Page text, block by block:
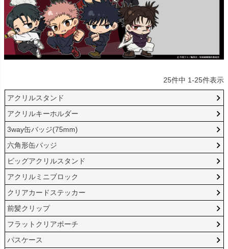
25件中 1-25件表示
アクリルスタンド
アクリルキーホルダー
3way缶バッジ(75mm)
六角形缶バッジ
ビッグアクリルスタンド
アクリルミニブロック
クリアカードステッカー
前髪クリップ
フラットクリアポーチ
パスケース